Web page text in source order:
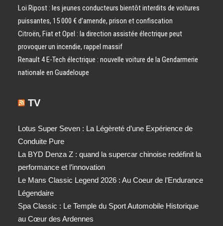
Loi Ripost : les jeunes conducteurs bientôt interdits de voitures
puissantes, 15 000 € d’amende, prison et confiscation
Citroën, Fiat et Opel : la direction assistée électrique peut
provoquer un incendie, rappel massif
Renault 4 E-Tech électrique : nouvelle voiture de la Gendarmerie
nationale en Guadeloupe
TV
Lotus Super Seven : La Légèreté d’une Expérience de
Conduite Pure
La BYD Denza Z : quand la supercar chinoise redéfinit la
performance et l’innovation
Le Mans Classic Legend 2026 : Au Coeur de l’Endurance
Légendaire
Spa Classic : Le Temple du Sport Automobile Historique
au Cœur des Ardennes